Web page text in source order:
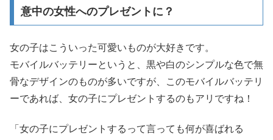
意中の女性へのプレゼントに？
女の子はこういった可愛いものが大好きです。
モバイルバッテリーというと、黒や白のシンプルな色で無
骨なデザインのものが多いですが、このモバイルバッテリ
ーであれば、女の子にプレゼントするのもアリですね！
「女の子にプレゼントするって言っても何が喜ばれる